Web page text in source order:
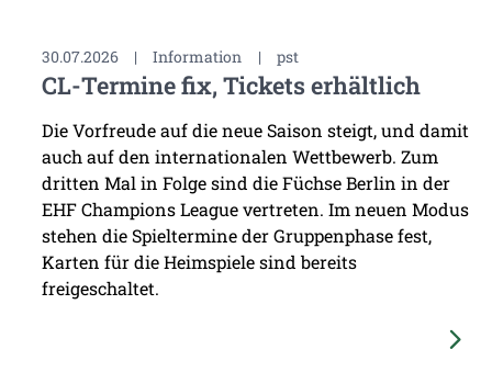
30.07.2026 | Information | pst
CL-Termine fix, Tickets erhältlich
Die Vorfreude auf die neue Saison steigt, und damit
auch auf den internationalen Wettbewerb. Zum
dritten Mal in Folge sind die Füchse Berlin in der
EHF Champions League vertreten. Im neuen Modus
stehen die Spieltermine der Gruppenphase fest,
Karten für die Heimspiele sind bereits
freigeschaltet.